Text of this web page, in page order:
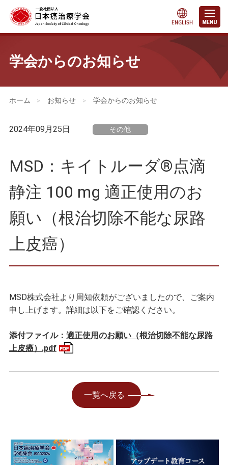
学会からのお知らせ
会員・医療関係の皆さまへ
> お知らせ > 学会からのお知らせ
2024年09月25日 その他
MSD：キイトルーダ®点滴
静注 100 mg 適正使用のお
願い（根治切除不能な尿路
上皮癌）
MSD株式会社より周知依頼がございましたので、ご案内
申し上げます。詳細は以下をご確認ください。
添付ファイル： 適正使用のお願い（根治切除不能な尿路
上皮癌）.pdf
一覧へ戻る